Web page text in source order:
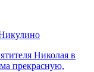
Николая в
прекрасную,